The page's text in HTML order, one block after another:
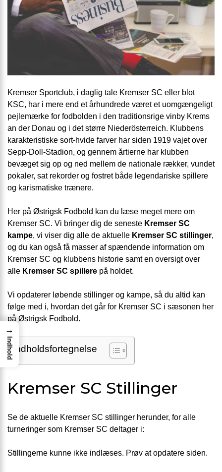
Kremser Sportclub, i daglig tale Kremser SC eller blot
KSC, har i mere end et århundrede været et uomgængeligt
pejlemærke for fodbolden i den traditionsrige vinby Krems
an der Donau og i det større Niederösterreich. Klubbens
karakteristiske sort-hvide farver har siden 1919 vajet over
Sepp-Doll-Stadion, og gennem årtierne har klubben
bevæget sig op og ned mellem de nationale rækker, vundet
pokaler, sat rekorder og fostret både legendariske spillere
og karismatiske trænere.
Her på Østrigsk Fodbold kan du læse meget mere om
Kremser SC. Vi bringer dig de seneste Kremser SC
kampe, vi viser dig alle de aktuelle Kremser SC stillinger,
og du kan også få masser af spændende information om
Kremser SC og klubbens historie samt en oversigt over
alle Kremser SC spillere på holdet.
Vi opdaterer løbende stillinger og kampe, så du altid kan
følge med i, hvordan det går for Kremser SC i sæsonen her
på Østrigsk Fodbold.
Indholdsfortegnelse
Kremser SC Stillinger
Se de aktuelle Kremser SC stillinger herunder, for alle
turneringer som Kremser SC deltager i:
Stillingerne kunne ikke indlæses. Prøv at opdatere siden.
→
Indhold